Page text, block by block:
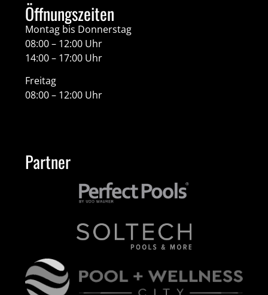
Öffnungszeiten
Montag bis Donnerstag
08:00 – 12:00 Uhr
14:00 – 17:00 Uhr
Freitag
08:00 – 12:00 Uhr
Partner